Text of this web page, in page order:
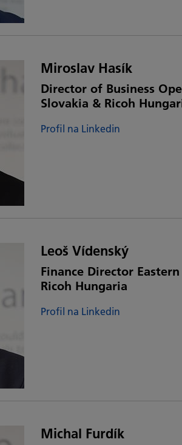
Miroslav Hasík
Director of Business
Slovakia & Ricoh
Profil na Linkedin
Leoš Vídenský
Finance Director
Ricoh Hungaria
Profil na Linkedin
Michal Furdík